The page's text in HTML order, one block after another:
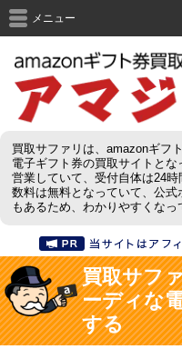
買取サファリは、amazonギフ
電子ギフト券の買取サイトと
営業していて、受付自体は24
数料は無料となっていて、公
もあるため、わかりやすくなっ
メニュー
買取サフ
ーディな
する